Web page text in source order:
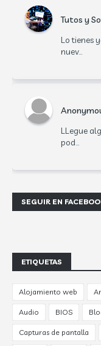
Tutos y
Lo tienes
nuev...
LLegue
pod...
SEGUIR EN
ETIQUETAS
Alojamiento web
Audio BIOS
Capturas de pantalla